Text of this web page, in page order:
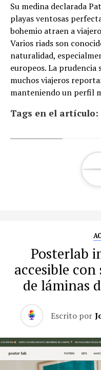
Su medina declarada
playas ventosas
bohemio atraen a
Varios riads son
naturalidad,
europeos. La prudencia
muchos viajeros
manteniendo un perfil
Tags en el artículo:
Posterlab
accesible
de láminas
Escrito por